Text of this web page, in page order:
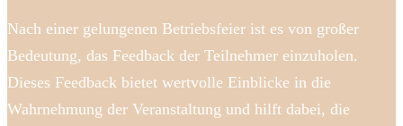
Nach einer gelungenen Betriebsfeier ist es von großer
Bedeutung, das Feedback der Teilnehmer einzuholen.
Dieses Feedback bietet wertvolle Einblicke in die
Wahrnehmung der Veranstaltung und hilft dabei, die